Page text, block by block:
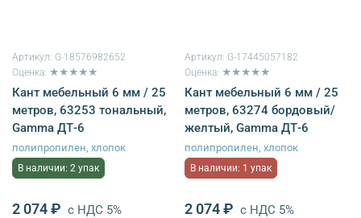
Артикул: G-18576982652
Оценка: ★★★★★
Кант мебельный 6 мм / 25
метров, 63253 тональный,
Gamma ДТ-6
полипропилен, хлопок
В наличии: 2 упак
2 074 ₽ с НДС 5%
Артикул: G-17445057182
Оценка: ★★★★★
Кант мебельный 6 мм / 25
метров, 63274 бордовый/
желтый, Gamma ДТ-6
полипропилен, хлопок
В наличии: 1 упак
2 074 ₽ с НДС 5%